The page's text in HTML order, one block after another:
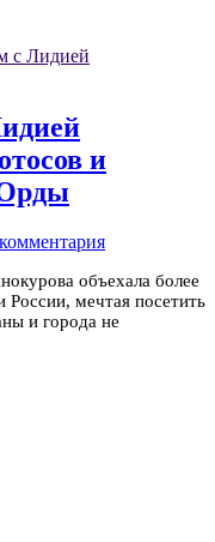
с Лидией
и
объехала более
России, мечтая посетить
и города не